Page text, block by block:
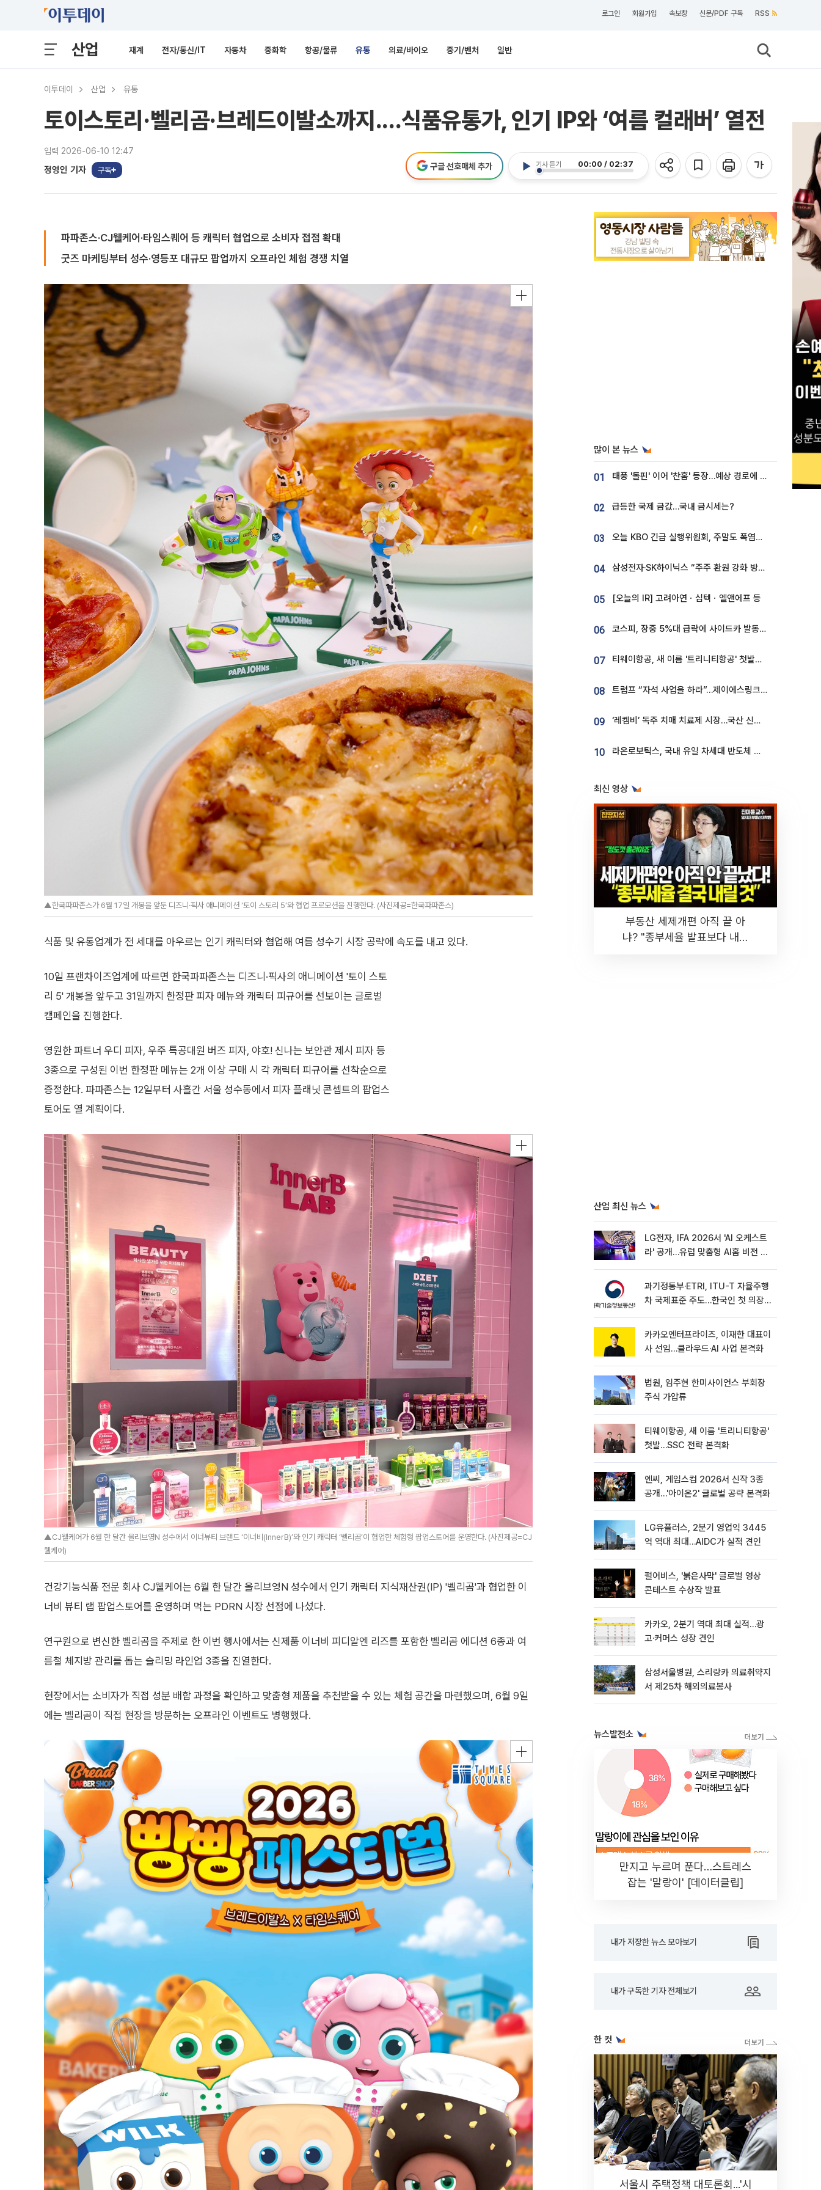
로그인 회원가입 속보창 신문/PDF 구독 RSS
산업 재계 전자/통신/IT 자동차 중화학 항공/물류 유통 의료/바이오 중기/벤처 일반
이투데이 산업 유통
토이스토리·벨리곰·브레드이발소까지....식품유통가, 인기 IP와 ‘여름 컬래버’ 열전
입력 2026-06-10 12:47
정영인 기자 구독
기사 듣기 00:00 / 02:37
구글 선호매체 추가
파파존스·CJ웰케어·타임스퀘어 등 캐릭터 협업으로 소비자 접점 확대
굿즈 마케팅부터 성수·영등포 대규모 팝업까지 오프라인 체험 경쟁 치열
▲한국파파존스가 6월 17일 개봉을 앞둔 디즈니·픽사 애니메이션 ‘토이 스토리 5’와 협업 프로모션을 진행한다. (사진제공=한국파파존스)
식품 및 유통업계가 전 세대를 아우르는 인기 캐릭터와 협업해 여름 성수기 시장 공략에 속도를 내고 있다.
10일 프랜차이즈업계에 따르면 한국파파존스는 디즈니·픽사의 애니메이션 '토이 스토
리 5' 개봉을 앞두고 31일까지 한정판 피자 메뉴와 캐릭터 피규어를 선보이는 글로벌
캠페인을 진행한다.
영원한 파트너 우디 피자, 우주 특공대원 버즈 피자, 야호! 신나는 보안관 제시 피자 등
3종으로 구성된 이번 한정판 메뉴는 2개 이상 구매 시 각 캐릭터 피규어를 선착순으로
증정한다. 파파존스는 12일부터 사흘간 서울 성수동에서 피자 플래닛 콘셉트의 팝업스
토어도 열 계획이다.
▲CJ웰케어가 6월 한 달간 올리브영N 성수에서 이너뷰티 브랜드 ‘이너비(InnerB)’와 인기 캐릭터 ‘벨리곰’이 협업한 체험형 팝업스토어를 운영한다. (사진제공=CJ
웰케어)
건강기능식품 전문 회사 CJ웰케어는 6월 한 달간 올리브영N 성수에서 인기 캐릭터 지식재산권(IP) '벨리곰'과 협업한 이
너비 뷰티 랩 팝업스토어를 운영하며 먹는 PDRN 시장 선점에 나섰다.
연구원으로 변신한 벨리곰을 주제로 한 이번 행사에서는 신제품 이너비 피디알엔 리즈를 포함한 벨리곰 에디션 6종과 여
름철 체지방 관리를 돕는 슬리밍 라인업 3종을 진열한다.
현장에서는 소비자가 직접 성분 배합 과정을 확인하고 맞춤형 제품을 추천받을 수 있는 체험 공간을 마련했으며, 6월 9일
에는 벨리곰이 직접 현장을 방문하는 오프라인 이벤트도 병행했다.
많이 본 뉴스
01 태풍 '돌핀' 이어 '찬홈' 등장…예상 경로에 한국 '한숨'
02 급등한 국제 금값…국내 금시세는?
03 오늘 KBO 긴급 실행위원회, 주말도 폭염취소 될까
04 삼성전자·SK하이닉스 “주주 환원 강화 방안 마련”
05 [오늘의 IR] 고려아연ㆍ심텍ㆍ엘앤에프 등
06 코스피, 장중 5%대 급락에 사이드카 발동…삼성·SK 동반 폭락
07 티웨이항공, 새 이름 '트리니티항공' 첫발…SSC 전략 본격화
08 트럼프 “자석 사업을 하라”…제이에스링크, 비중국 영구자석 공급망 구축 속도
09 ‘레켐비’ 독주 치매 치료제 시장…국산 신약 등장하나
10 라온로보틱스, 국내 유일 차세대 반도체 공정 로봇 개발 ‘고객사 테스트 진행’
최신 영상
부동산 세제개편 아직 끝 아
냐? "종부세율 발표보다 내릴
산업 최신 뉴스
LG전자, IFA 2026서 'AI 오케스트
라' 공개…유럽 맞춤형 AI홈 비전 제
과기정통부·ETRI, ITU-T 자율주행
차 국제표준 주도…한국인 첫 의장
카카오엔터프라이즈, 이재한 대표이
사 선임…클라우드·AI 사업 본격화
법원, 임주현 한미사이언스 부회장
주식 가압류
티웨이항공, 새 이름 '트리니티항공'
첫발…SSC 전략 본격화
엔씨, 게임스컴 2026서 신작 3종
공개…'아이온2' 글로벌 공략 본격화
LG유플러스, 2분기 영업익 3445
억 역대 최대…AIDC가 실적 견인
펄어비스, '붉은사막' 글로벌 영상
콘테스트 수상작 발표
카카오, 2분기 역대 최대 실적…광
고·커머스 성장 견인
삼성서울병원, 스리랑카 의료취약지
서 제25차 해외의료봉사
뉴스발전소
만지고 누르며 푼다…스트레스
잡는 '말랑이' [데이터클립]
내가 저장한 뉴스 모아보기
내가 구독한 기자 전체보기
한 컷
서울시 주택정책 대토론회...'시